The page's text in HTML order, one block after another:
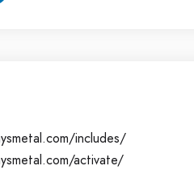
includes/
activate/